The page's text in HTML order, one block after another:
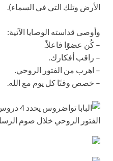
الأرض وتلك التي في السماء).
وأوصى قداسته الوصايا الآتية:
– كُن عضوًا فاعلاً.
– راقب أفكارك.
– اهرب من الفتور الروحي.
– خصص وقتًا كل يوم مع الله.